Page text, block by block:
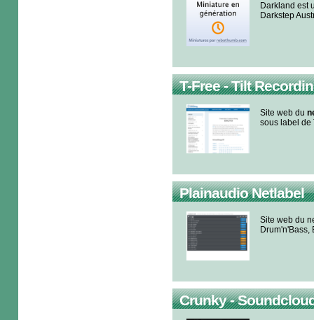
Darkland est
Darkstep
T-Free - Tilt
Site web du
sous label de
Plainaudio Netlabel
Site web du
Drum'n'Bass,
Crunky -